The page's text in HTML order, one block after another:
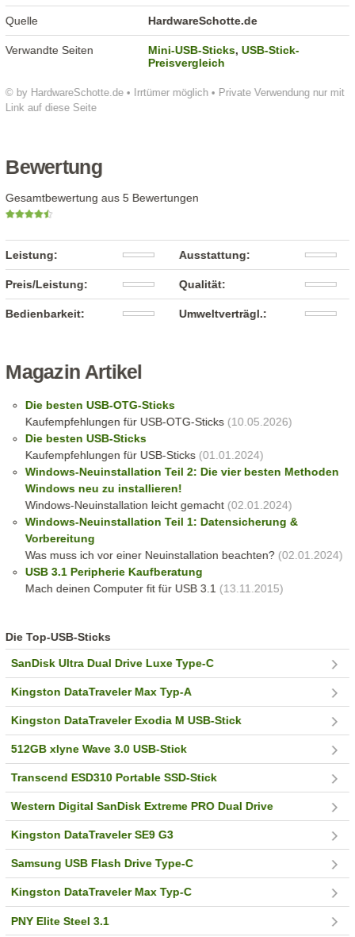
© by HardwareSchotte.de • Irrtümer möglich • Private Verwendung nur mit
Link auf diese Seite
Quelle HardwareSchotte.de
Verwandte Seiten Mini-USB-Sticks,USB-Stick-
Preisvergleich
Bewertung
Gesamtbewertung aus 5 Bewertungen
Leistung: Ausstattung:
Preis/Leistung: Qualität:
Bedienbarkeit: Umweltverträgl.:
Magazin Artikel
Die besten USB-OTG-Sticks
Kaufempfehlungen für USB-OTG-Sticks(10.05.2026)
Die besten USB-Sticks
Kaufempfehlungen für USB-Sticks(01.01.2024)
Windows-Neuinstallation Teil 2: Die vier besten Methoden
Windows neu zu installieren!
Windows-Neuinstallation leicht gemacht(02.01.2024)
Windows-Neuinstallation Teil 1: Datensicherung &
Vorbereitung
Was muss ich vor einer Neuinstallation beachten?(02.01.2024)
USB 3.1 Peripherie Kaufberatung
Mach deinen Computer fit für USB 3.1 (13.11.2015)
Die Top-USB-Sticks
SanDisk Ultra Dual Drive Luxe Type-C
Kingston DataTraveler Max Typ-A
Kingston DataTraveler Exodia M USB-Stick
512GB xlyne Wave 3.0 USB-Stick
Transcend ESD310 Portable SSD-Stick
Western Digital SanDisk Extreme PRO Dual Drive
Kingston DataTraveler SE9 G3
Samsung USB Flash Drive Type-C
Kingston DataTraveler Max Typ-C
PNY Elite Steel 3.1